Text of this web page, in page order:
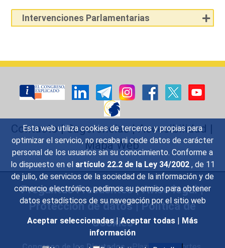
Esta web utiliza cookies de terceros y propias para
optimizar el servicio, no recaba ni cede datos de carácter
personal de los usuarios sin su conocimiento. Conforme a
lo dispuesto en el artículo 22.2 de la Ley 34/2002 , de 11
de julio, de servicios de la sociedad de la información y de
comercio electrónico, pedimos su permiso para obtener
datos estadísticos de su navegación por el sitio web
Aceptar seleccionadas | Aceptar todas | Más
información
Intervenciones Parlamentarias
Contacto|Sugerencias|Accesibilidad |
Mapa Web
Preguntas Frecuentes|Aviso legal|
Protección de datos|Política de
Cookies